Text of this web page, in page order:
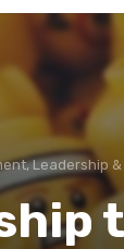
Leadership